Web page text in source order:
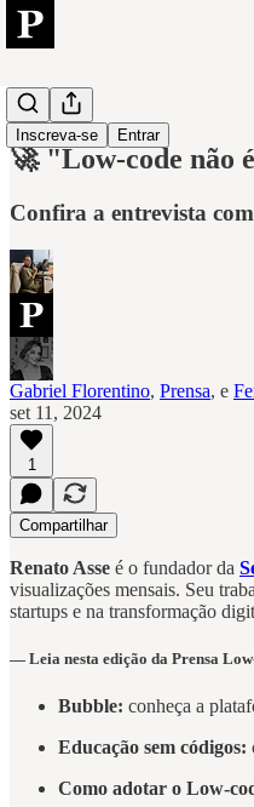
Inscreva-se Entrar
Low-Code
🚀 "Low-code não
Confira a entrevista
Gabriel Florentino, Prensa, e
set 11, 2024
1
Compartilhar
Renato Asse é o fundador da
visualizações mensais. Seu
startups e na transformação
— Leia nesta edição da Prensa
Bubble: conheça a
Educação sem códigos:
Como adotar o Low-